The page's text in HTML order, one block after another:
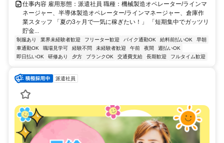
仕事内容 雇用形態：派遣社員 職種：機械製造オペレーター/ラインマ
ネージャー、半導体製造オペレーター/ラインマネージャー、倉庫作
業スタッフ 「夏の3ヶ月で一気に稼ぎたい！」 「短期集中でガッツリ
貯金...
制服あり 業界未経験者歓迎 フリーター歓迎 バイク通勤OK 給料前払いOK
早朝
車通勤OK
職場見学可 経験不問 未経験者歓迎 午前 夜間
週払いOK
即日払いOK
研修あり 夕方 ブランクOK 交通費支給 長期歓迎 フルタイム歓迎
派遣社員